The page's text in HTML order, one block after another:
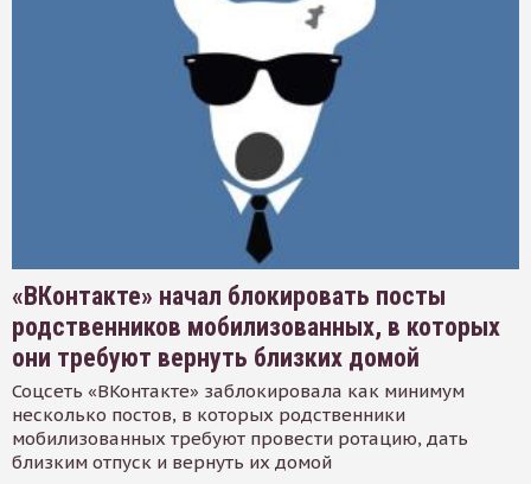
«ВКонтакте» начал блокировать посты
родственников мобилизованных, в которых
они требуют вернуть близких домой
Соцсеть «ВКонтакте» заблокировала как минимум
несколько постов, в которых родственники
мобилизованных требуют провести ротацию, дать
близким отпуск и вернуть их домой